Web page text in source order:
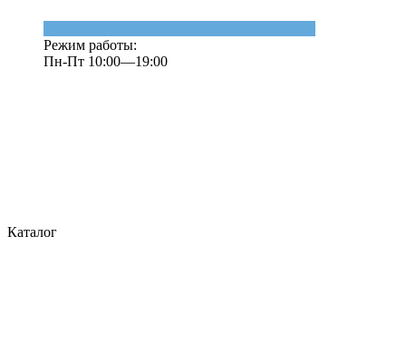
Режим работы:
Пн-Пт 10:00—19:00
Каталог